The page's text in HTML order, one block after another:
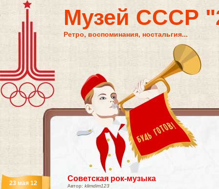
Музей СССР
Ретро, воспоминания, ностальгия...
Советская рок-музыка
Автор: klimdim123
23 мая 12